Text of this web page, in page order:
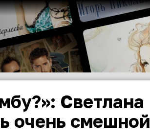
Светлана
очень смешной